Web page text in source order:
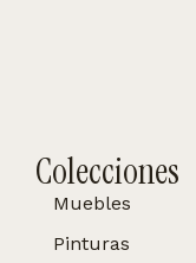
Colecciones
Muebles
Pinturas